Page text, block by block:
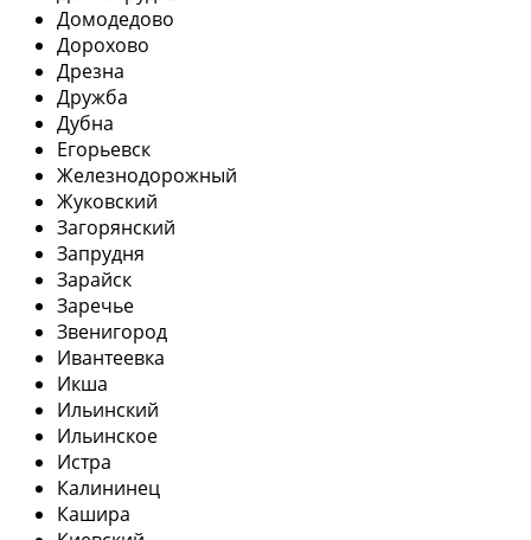
Домодедово
Дорохово
Дрезна
Дружба
Дубна
Егорьевск
Железнодорожный
Жуковский
Загорянский
Запрудня
Зарайск
Заречье
Звенигород
Ивантеевка
Икша
Ильинский
Ильинское
Истра
Калининец
Кашира